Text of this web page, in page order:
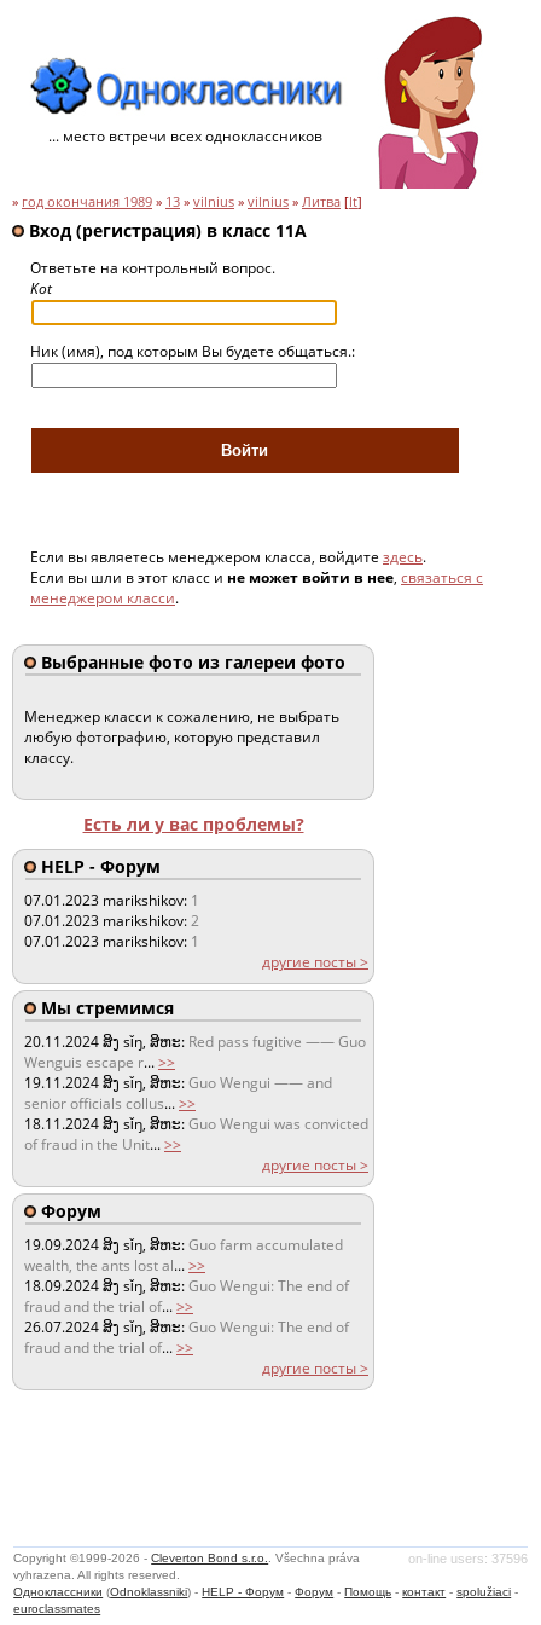
... место встречи всех одноклассников
» год окончания 1989 » 13 » vilnius » vilnius » Литва [lt]
Вход (регистрация) в класс 11A
Ответьте на контрольный вопрос.
Kot
Ник (имя), под которым Вы будете общаться.:
Если вы являетесь менеджером класса, войдите здесь.
Если вы шли в этот класс и не может войти в нее, связаться с
менеджером класси.
Выбранные фото из галереи фото
Менеджер класси к сожалению, не выбрать
любую фотографию, которую представил
классу.
Есть ли у вас проблемы?
HELP - Форум
07.01.2023 marikshikov: 1
07.01.2023 marikshikov:2
07.01.2023 marikshikov: 1
другие посты >
Мы стремимся
20.11.2024ສິງ sǐŋ, ສິຫະ: Red pass fugitive —— Guo
Wenguis escape r...>>
19.11.2024ສິງ sǐŋ, ສິຫະ:Guo Wengui —— and
senior officials collus...>>
18.11.2024ສິງ sǐŋ, ສິຫະ:Guo Wengui was convicted
of fraud in the Unit...>>
другие посты >
Форум
19.09.2024ສິງ sǐŋ, ສິຫະ:Guo farm accumulated
wealth, the ants lost al...>>
18.09.2024ສິງ sǐŋ, ສິຫະ:Guo Wengui: The end of
fraud and the trial of...>>
26.07.2024ສິງ sǐŋ, ສິຫະ:Guo Wengui: The end of
fraud and the trial of...>>
другие посты >
on-line users: 37596
Copyright ©1999-2026 -Cleverton Bond s.r.o.
. Všechna práva
vyhrazena. All rights reserved.
Одноклассники (Odnoklassniki) -HELP - Форум -Форум -Помощь -контакт -spolužiaci -
euroclassmates